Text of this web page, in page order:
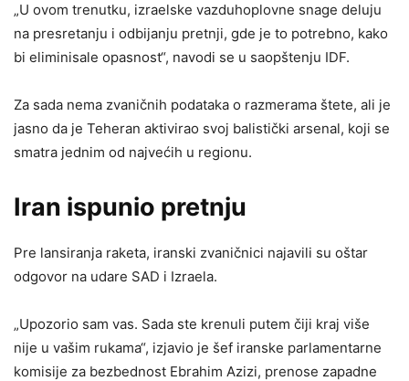
„U ovom trenutku, izraelske vazduhoplovne snage deluju
na presretanju i odbijanju pretnji, gde je to potrebno, kako
bi eliminisale opasnost“, navodi se u saopštenju IDF.
Za sada nema zvaničnih podataka o razmerama štete, ali je
jasno da je Teheran aktivirao svoj balistički arsenal, koji se
smatra jednim od najvećih u regionu.
Iran ispunio pretnju
Pre lansiranja raketa, iranski zvaničnici najavili su oštar
odgovor na udare SAD i Izraela.
„Upozorio sam vas. Sada ste krenuli putem čiji kraj više
nije u vašim rukama“, izjavio je šef iranske parlamentarne
komisije za bezbednost Ebrahim Azizi, prenose zapadne